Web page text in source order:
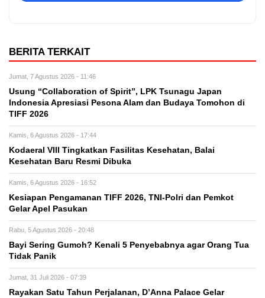
BERITA TERKAIT
Jumat, 7 Agustus 2026 - 11:46
Usung “Collaboration of Spirit”, LPK Tsunagu Japan
Indonesia Apresiasi Pesona Alam dan Budaya Tomohon di
TIFF 2026
Kamis, 6 Agustus 2026 - 17:44
Kodaeral VIII Tingkatkan Fasilitas Kesehatan, Balai
Kesehatan Baru Resmi Dibuka
Kamis, 6 Agustus 2026 - 16:52
Kesiapan Pengamanan TIFF 2026, TNI-Polri dan Pemkot
Gelar Apel Pasukan
Rabu, 5 Agustus 2026 - 20:48
Bayi Sering Gumoh? Kenali 5 Penyebabnya agar Orang Tua
Tidak Panik
Jumat, 31 Juli 2026 - 07:39
Rayakan Satu Tahun Perjalanan, D’Anna Palace Gelar